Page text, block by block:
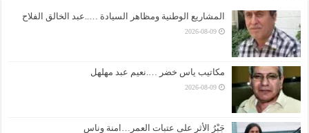
المشاريع الوطنية ومظاهر السيادة …..عبد الخالق الفلاح
2026-08-09
مكاتيب ياس خضر ….نعيم عبد مهلهل
2026-08-09
جَبْرُ الأثر على عتبات العمر…امنة وناس